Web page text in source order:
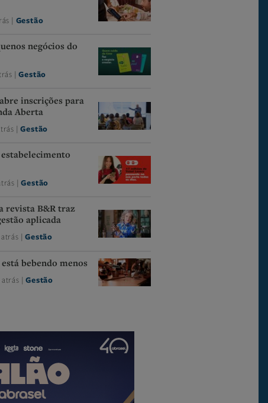
| Gestão
negócios do
|Gestão
inscrições para
Aberta
|Gestão
|Gestão
revista B&R traz
aplicada
atrás |Gestão
bebendo menos
atrás |Gestão